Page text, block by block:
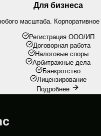
Для бизнеса
масштаба.
Регистрация ООО/ИП
Договорная работа
Налоговые споры
Арбитражные дела
Банкротство
Лицензирование
Подробнее